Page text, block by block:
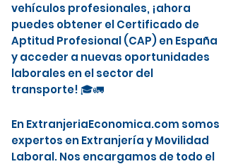
vehículos profesionales, ¡ahora
puedes obtener el Certificado de
Aptitud Profesional (CAP) en España
y acceder a nuevas oportunidades
laborales en el sector del
transporte! 🎓🚛
En ExtranjeriaEconomica.com somos
expertos en Extranjería y Movilidad
Laboral. Nos encargamos de todo el